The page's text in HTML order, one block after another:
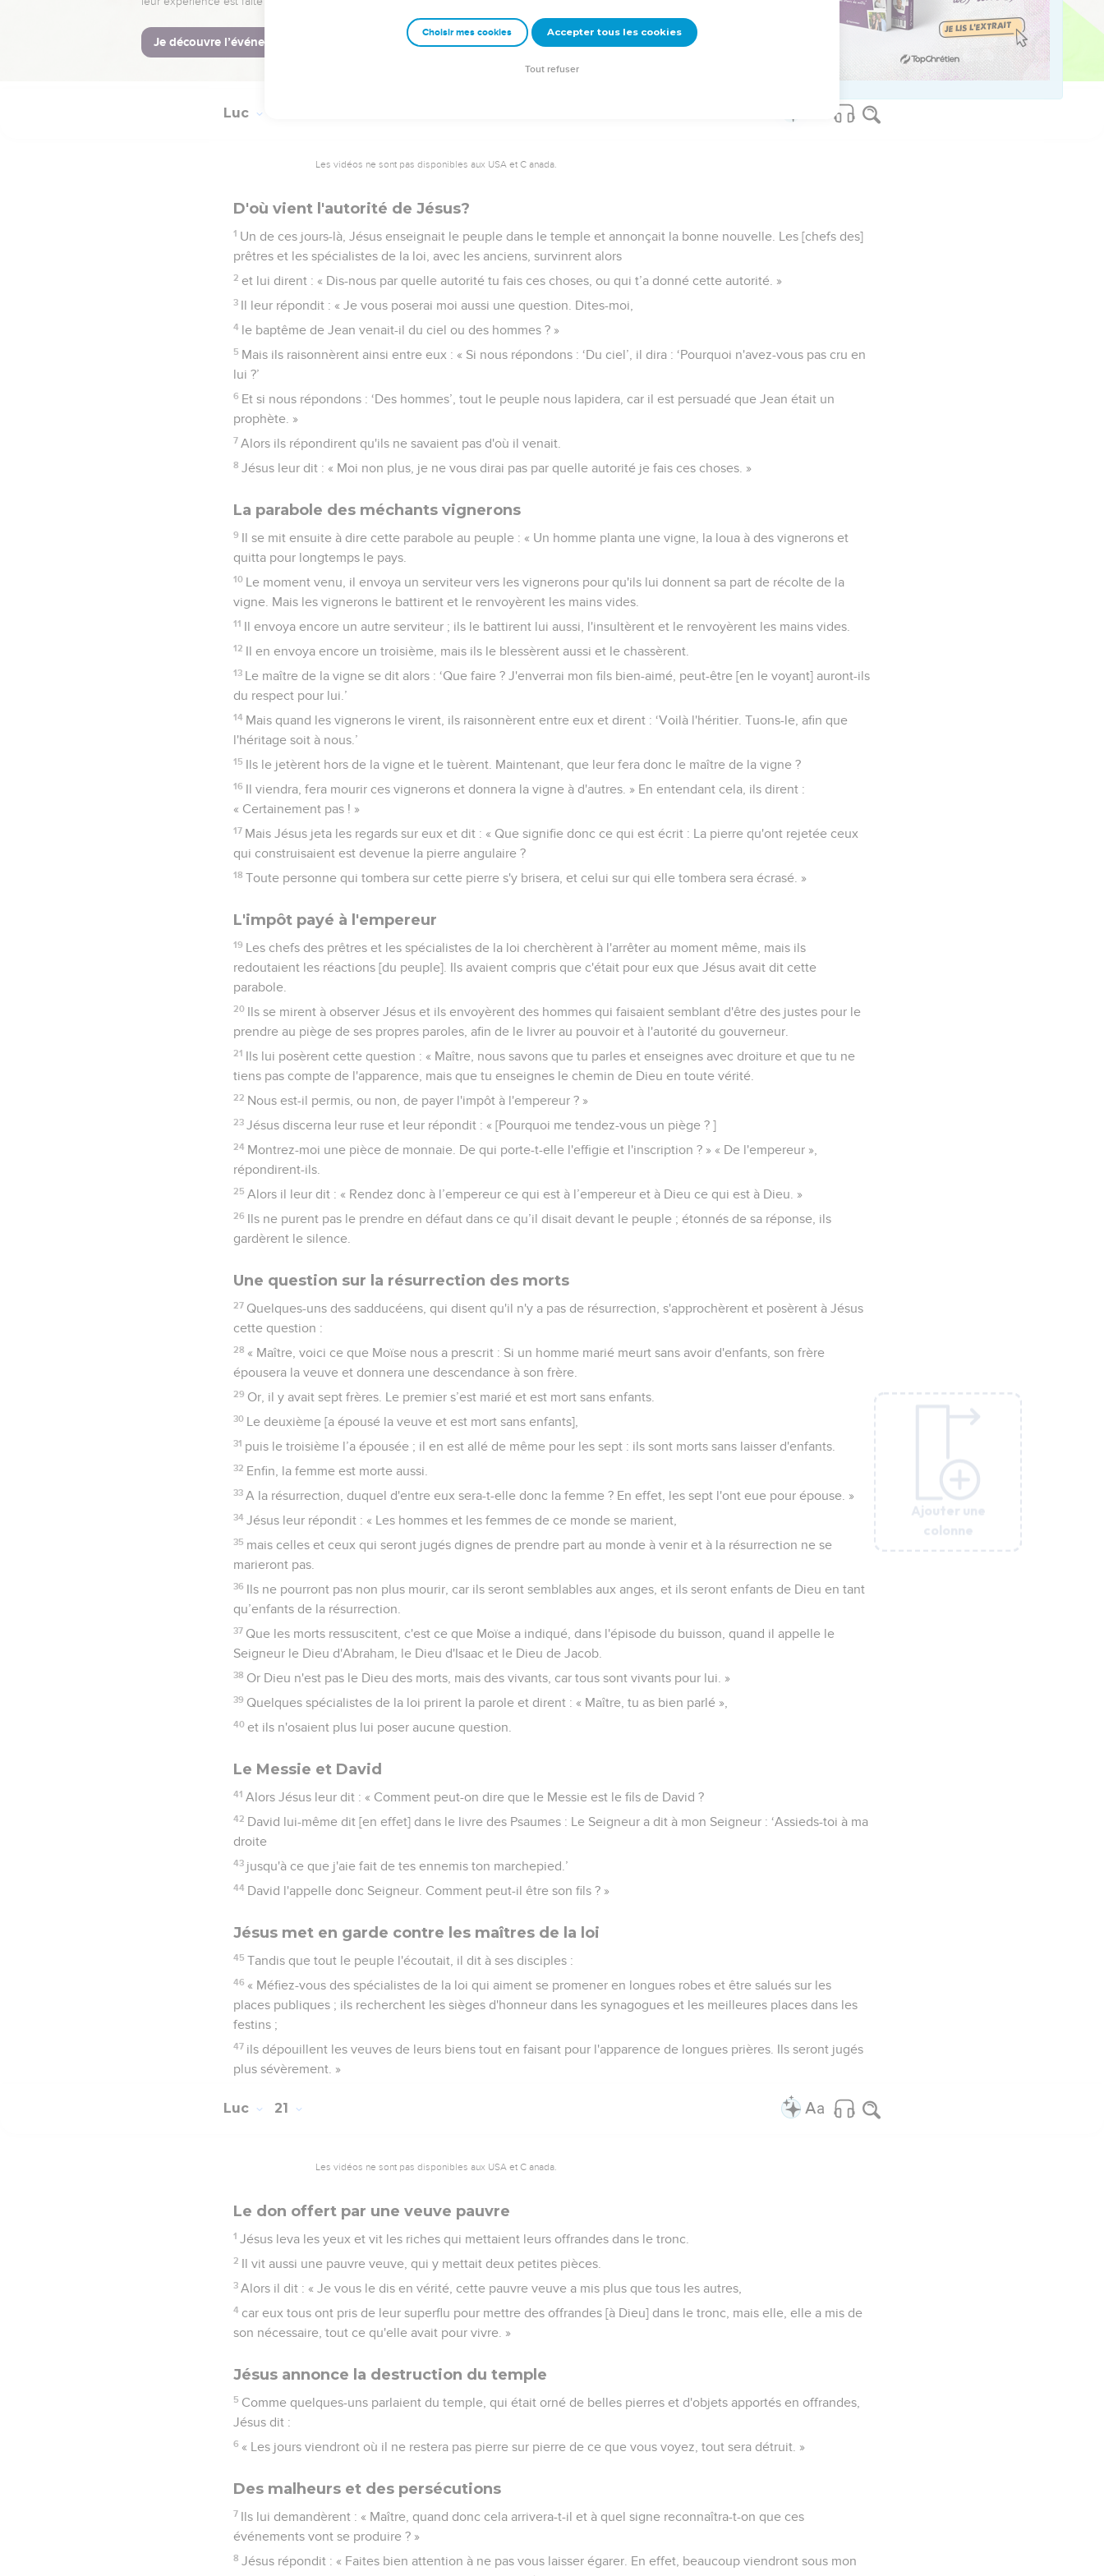
Il enseignait tous les jours dans le temple. Les chefs des prêtres, les spécialistes de la loi et les chefs du
peuple cherchaient à le faire mourir ;
mais ils ne savaient pas comment s'y prendre, car tout le peuple l'écoutait, suspendu à ses lèvres.
Ajouter une
colonne
Luc
Les vidéos ne sont pas disponibles aux USA et C anada.
D'où vient l'autorité de Jésus?
1 Un de ces jours-là, Jésus enseignait le peuple dans le temple et annonçait la bonne nouvelle. Les [chefs des]
prêtres et les spécialistes de la loi, avec les anciens, survinrent alors
2 et lui dirent : « Dis-nous par quelle autorité tu fais ces choses, ou qui t’a donné cette autorité. »
3 Il leur répondit : « Je vous poserai moi aussi une question. Dites-moi,
4 le baptême de Jean venait-il du ciel ou des hommes ? »
5 Mais ils raisonnèrent ainsi entre eux : « Si nous répondons : ‘Du ciel’, il dira : ‘Pourquoi n'avez-vous pas cru en
lui ?’
6 Et si nous répondons : ‘Des hommes’, tout le peuple nous lapidera, car il est persuadé que Jean était un
prophète. »
7 Alors ils répondirent qu'ils ne savaient pas d'où il venait.
8 Jésus leur dit : « Moi non plus, je ne vous dirai pas par quelle autorité je fais ces choses. »
La parabole des méchants vignerons
9 Il se mit ensuite à dire cette parabole au peuple : « Un homme planta une vigne, la loua à des vignerons et
quitta pour longtemps le pays.
10 Le moment venu, il envoya un serviteur vers les vignerons pour qu'ils lui donnent sa part de récolte de la
vigne. Mais les vignerons le battirent et le renvoyèrent les mains vides.
11 Il envoya encore un autre serviteur ; ils le battirent lui aussi, l'insultèrent et le renvoyèrent les mains vides.
12 Il en envoya encore un troisième, mais ils le blessèrent aussi et le chassèrent.
13 Le maître de la vigne se dit alors : ‘Que faire ? J'enverrai mon fils bien-aimé, peut-être [en le voyant] auront-ils
du respect pour lui.’
14 Mais quand les vignerons le virent, ils raisonnèrent entre eux et dirent : ‘Voilà l'héritier. Tuons-le, afin que
l'héritage soit à nous.’
15 Ils le jetèrent hors de la vigne et le tuèrent. Maintenant, que leur fera donc le maître de la vigne ?
16 Il viendra, fera mourir ces vignerons et donnera la vigne à d'autres. » En entendant cela, ils dirent :
« Certainement pas ! »
17 Mais Jésus jeta les regards sur eux et dit : « Que signifie donc ce qui est écrit : La pierre qu'ont rejetée ceux
qui construisaient est devenue la pierre angulaire ?
18 Toute personne qui tombera sur cette pierre s'y brisera, et celui sur qui elle tombera sera écrasé. »
L'impôt payé à l'empereur
19 Les chefs des prêtres et les spécialistes de la loi cherchèrent à l'arrêter au moment même, mais ils
redoutaient les réactions [du peuple]. Ils avaient compris que c'était pour eux que Jésus avait dit cette
parabole.
20 Ils se mirent à observer Jésus et ils envoyèrent des hommes qui faisaient semblant d'être des justes pour le
prendre au piège de ses propres paroles, afin de le livrer au pouvoir et à l'autorité du gouverneur.
21 Ils lui posèrent cette question : « Maître, nous savons que tu parles et enseignes avec droiture et que tu ne
tiens pas compte de l'apparence, mais que tu enseignes le chemin de Dieu en toute vérité.
22 Nous est-il permis, ou non, de payer l'impôt à l'empereur ? »
23 Jésus discerna leur ruse et leur répondit : « [Pourquoi me tendez-vous un piège ? ]
24 Montrez-moi une pièce de monnaie. De qui porte-t-elle l'effigie et l'inscription ? » « De l'empereur »,
répondirent-ils.
25 Alors il leur dit : « Rendez donc à l’empereur ce qui est à l’empereur et à Dieu ce qui est à Dieu. »
26 Ils ne purent pas le prendre en défaut dans ce qu’il disait devant le peuple ; étonnés de sa réponse, ils
gardèrent le silence.
Une question sur la résurrection des morts
27 Quelques-uns des sadducéens, qui disent qu'il n'y a pas de résurrection, s'approchèrent et posèrent à Jésus
cette question :
28 « Maître, voici ce que Moïse nous a prescrit : Si un homme marié meurt sans avoir d'enfants, son frère
épousera la veuve et donnera une descendance à son frère.
29 Or, il y avait sept frères. Le premier s’est marié et est mort sans enfants.
30 Le deuxième [a épousé la veuve et est mort sans enfants],
31 puis le troisième l’a épousée ; il en est allé de même pour les sept : ils sont morts sans laisser d'enfants.
32 Enfin, la femme est morte aussi.
33 A la résurrection, duquel d'entre eux sera-t-elle donc la femme ? En effet, les sept l'ont eue pour épouse. »
34 Jésus leur répondit : « Les hommes et les femmes de ce monde se marient,
35 mais celles et ceux qui seront jugés dignes de prendre part au monde à venir et à la résurrection ne se
marieront pas.
36 Ils ne pourront pas non plus mourir, car ils seront semblables aux anges, et ils seront enfants de Dieu en tant
qu’enfants de la résurrection.
37 Que les morts ressuscitent, c'est ce que Moïse a indiqué, dans l'épisode du buisson, quand il appelle le
Seigneur le Dieu d'Abraham, le Dieu d'Isaac et le Dieu de Jacob.
38 Or Dieu n'est pas le Dieu des morts, mais des vivants, car tous sont vivants pour lui. »
39 Quelques spécialistes de la loi prirent la parole et dirent : « Maître, tu as bien parlé »,
40 et ils n'osaient plus lui poser aucune question.
Le Messie et David
41 Alors Jésus leur dit : « Comment peut-on dire que le Messie est le fils de David ?
42 David lui-même dit [en effet] dans le livre des Psaumes : Le Seigneur a dit à mon Seigneur : ‘Assieds-toi à ma
droite
43 jusqu'à ce que j'aie fait de tes ennemis ton marchepied.’
44 David l'appelle donc Seigneur. Comment peut-il être son fils ? »
Jésus met en garde contre les maîtres de la loi
45 Tandis que tout le peuple l'écoutait, il dit à ses disciples :
46 « Méfiez-vous des spécialistes de la loi qui aiment se promener en longues robes et être salués sur les
places publiques ; ils recherchent les sièges d'honneur dans les synagogues et les meilleures places dans les
festins ;
47 ils dépouillent les veuves de leurs biens tout en faisant pour l'apparence de longues prières. Ils seront jugés
plus sévèrement. »
Ajouter une
colonne
Luc 21
Les vidéos ne sont pas disponibles aux USA et C anada.
Le don offert par une veuve pauvre
1 Jésus leva les yeux et vit les riches qui mettaient leurs offrandes dans le tronc.
2 Il vit aussi une pauvre veuve, qui y mettait deux petites pièces.
3 Alors il dit : « Je vous le dis en vérité, cette pauvre veuve a mis plus que tous les autres,
4 car eux tous ont pris de leur superflu pour mettre des offrandes [à Dieu] dans le tronc, mais elle, elle a mis de
son nécessaire, tout ce qu'elle avait pour vivre. »
Jésus annonce la destruction du temple
5 Comme quelques-uns parlaient du temple, qui était orné de belles pierres et d'objets apportés en offrandes,
Jésus dit :
6 « Les jours viendront où il ne restera pas pierre sur pierre de ce que vous voyez, tout sera détruit. »
Des malheurs et des persécutions
7 Ils lui demandèrent : « Maître, quand donc cela arrivera-t-il et à quel signe reconnaîtra-t-on que ces
événements vont se produire ? »
8 Jésus répondit : « Faites bien attention à ne pas vous laisser égarer. En effet, beaucoup viendront sous mon
Ajouter une
colonne
Ajouter une
colonne
Ajouter une
colonne
Ajouter une
colonne
Choisir mes cookies Accepter tous les cookies
Tout refuser